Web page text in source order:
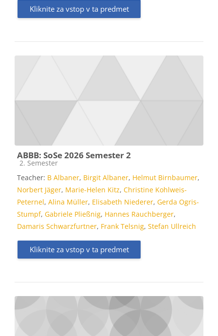
Kliknite za vstop v ta predmet
ABBB: SoSe 2026 Semester 2
Kategorija predmeta
2. Semester
Teacher: B Albaner, Birgit Albaner, Helmut Birnbaumer,
Norbert Jäger, Marie-Helen Kitz, Christine Kohlweis-
Peternel, Alina Müller, Elisabeth Niederer, Gerda Ogris-
Stumpf, Gabriele Pließnig, Hannes Rauchberger,
Damaris Schwarzfurtner, Frank Telsnig, Stefan Ullreich
Kliknite za vstop v ta predmet